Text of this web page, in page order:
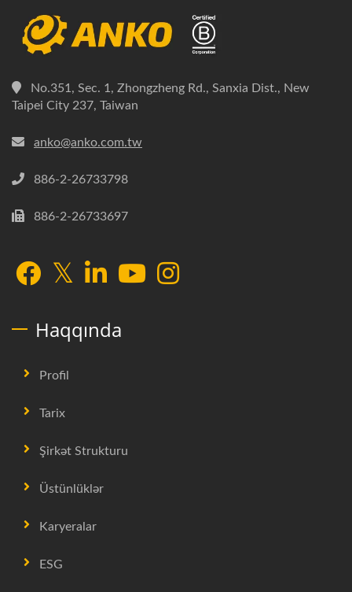
No.351, Sec. 1, Zhongzheng Rd., Sanxia Dist., New
Taipei City 237, Taiwan
anko@anko.com.tw
886-2-26733798
886-2-26733697
Haqqında
Profil
Tarix
Şirkət Strukturu
Üstünlüklər
Karyeralar
ESG